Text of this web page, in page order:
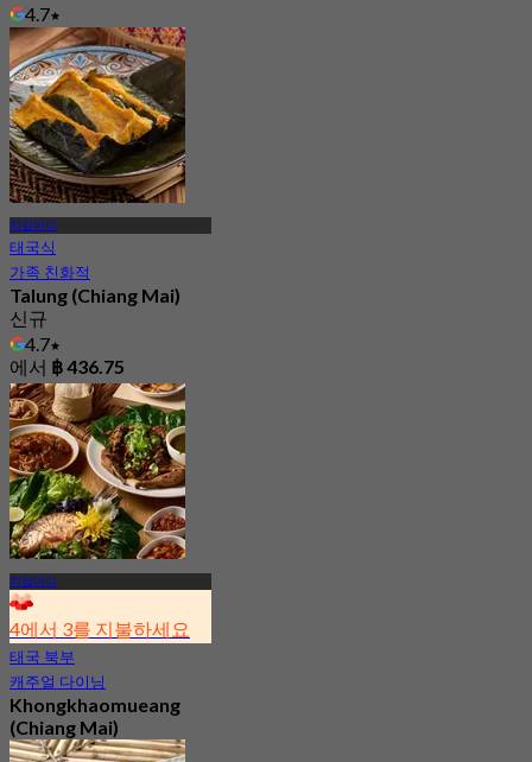
4.7
에서฿ 2,970
치앙마이
태국식
가족 친화적
Talung (Chiang Mai)
신규
4.7
에서 ฿ 436.75
치앙마이
4에서 3를 지불하세요
태국 북부
캐주얼 다이닝
Khongkhaomueang
(Chiang Mai)
신규